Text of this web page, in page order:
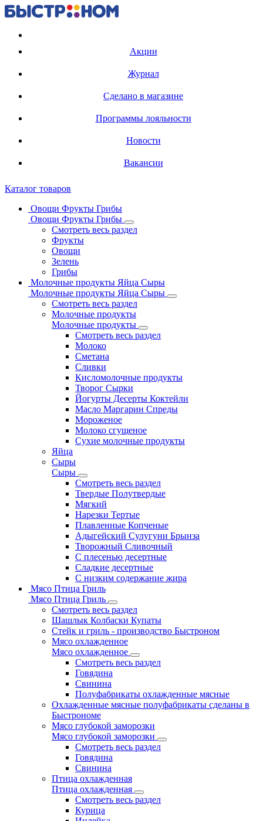
Акции
Журнал
Сделано в магазине
Программы лояльности
Новости
Вакансии
Каталог товаров
Овощи Фрукты Грибы
Овощи Фрукты Грибы
Смотреть весь раздел
Фрукты
Овощи
Зелень
Грибы
Молочные продукты Яйца Сыры
Молочные продукты Яйца Сыры
Смотреть весь раздел
Молочные продукты
Молочные продукты
Смотреть весь раздел
Молоко
Сметана
Сливки
Кисломолочные продукты
Творог Сырки
Йогурты Десерты Коктейли
Масло Маргарин Спреды
Мороженое
Молоко сгущеное
Сухие молочные продукты
Яйца
Сыры
Сыры
Смотреть весь раздел
Твердые Полутвердые
Мягкий
Нарезки Тертые
Плавленные Копченые
Адыгейский Сулугуни Брынза
Творожный Сливочный
С плесенью десертные
Сладкие десертные
С низким содержание жира
Мясо Птица Гриль
Мясо Птица Гриль
Смотреть весь раздел
Шашлык Колбаски Купаты
Стейк и гриль - производство Быстроном
Мясо охлажденное
Мясо охлажденное
Смотреть весь раздел
Говядина
Свинина
Полуфабрикаты охлажденные мясные
Охлажденные мясные полуфабрикаты сделаны в
Быстрономе
Мясо глубокой заморозки
Мясо глубокой заморозки
Смотреть весь раздел
Говядина
Свинина
Птица охлажденная
Птица охлажденная
Смотреть весь раздел
Курица